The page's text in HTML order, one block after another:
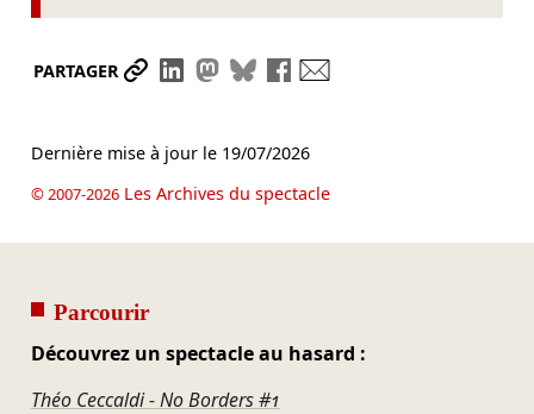
PARTAGER Partager le lien
Partager sur LinkedIn
Partager sur Mastodon
Partager sur Bluesky
Partager sur Facebook
Dernière mise à jour le 19/07/2026
© 2007-2026Les Archives du spectacle
Parcourir
Découvrez un spectacle au hasard :
Théo Ceccaldi - No Borders #1